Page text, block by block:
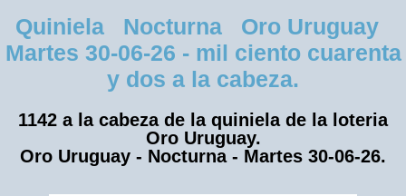
Quiniela Nocturna Oro Uruguay
Martes 30-06-26 - mil ciento cuarenta
y dos a la cabeza.
1142 a la cabeza de la quiniela de la loteria
Oro Uruguay.
Oro Uruguay - Nocturna - Martes 30-06-26.